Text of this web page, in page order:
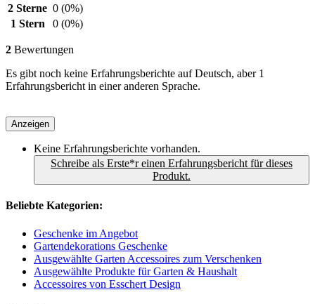
2 Sterne 0 (0%)
1 Stern
0 (0%)
2 Bewertungen
Es gibt noch keine Erfahrungsberichte auf Deutsch, aber 1
Erfahrungsbericht in einer anderen Sprache.
Anzeigen
Keine Erfahrungsberichte vorhanden.
Schreibe als Erste*r einen Erfahrungsbericht für dieses
Produkt.
Beliebte Kategorien:
Geschenke im Angebot
Gartendekorations Geschenke
Ausgewählte Garten Accessoires zum Verschenken
Ausgewählte Produkte für Garten & Haushalt
Accessoires von Esschert Design